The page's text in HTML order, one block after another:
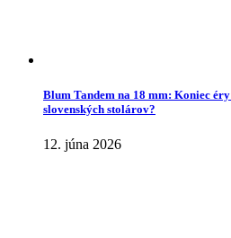
Blum Tandem na 18 mm: Koniec
slovenských stolárov?
12. júna 2026